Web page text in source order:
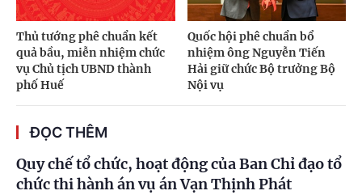
Thủ tướng phê chuẩn kết
quả bầu, miễn nhiệm chức
vụ Chủ tịch UBND thành
phố Huế
Quốc hội phê chuẩn bổ
nhiệm ông Nguyễn Tiến
Hải giữ chức Bộ trưởng Bộ
Nội vụ
ĐỌC THÊM
Quy chế tổ chức, hoạt động của Ban Chỉ đạo tổ
chức thi hành án vụ án Vạn Thịnh Phát